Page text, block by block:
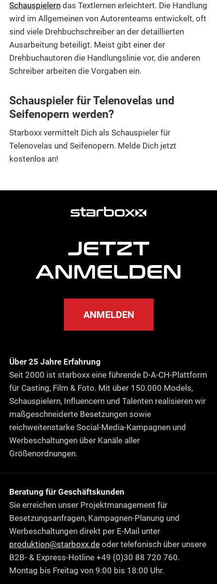
Schauspielerndas Textlernen erleichtert. Die Handlung
wird im Allgemeinen von Autorenteams entwickelt, oft
sind viele Drehbuchschreiber an der detaillierten
Ausarbeitung beteiligt. Meist gibt einer der
Drehbuchautoren die Handlungslinie vor, die anderen
Schreiber arbeiten die Vorgaben ein.
Schauspieler für Telenovelas und
Seifenopern werden?
Starboxx vermittelt Dich als Schauspieler für
Telenovelas und Seifenopern. Melde Dich jetzt
kostenlos an!
JETZT
ANMELDEN
ANMELDEN
Über 25 Jahre Erfahrung
Seit 2000 ist starboxx eine führende D-A-CH-Plattform
für Casting, Film & Foto. Mit über 150.000 Models,
Schauspielern, Influencern und Talenten realisieren wir
maßgeschneiderte Besetzungen sowie
reichweitenstarke Social-Media-Kampagnen und
Werbeschaltungen über Kanäle aller
Größenordnungen.
Beratung für Geschäftskunden
Sie erreichen unser Projektmanagement für
Besetzungsanfragen, Kampagnen-Planung und
Werbeschaltungen direkt per E-Mail unter
produktion@starboxx.deoder telefonisch über unsere
B2B- & Express-Hotline +49 (0)30 88 720 760.
Montag bis Freitag von 9:00 bis 18:00 Uhr.